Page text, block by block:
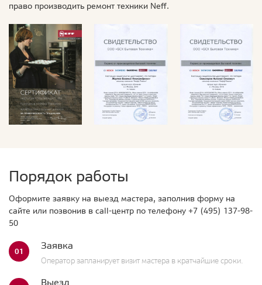
право производить ремонт техники Neff.
Порядок работы
Оформите заявку на выезд мастера, заполнив форму на
сайте или позвонив в call-центр по телефону +7 (495) 137-98-
50
01 Заявка
Оператор запланирует визит мастера в кратчайшие сроки.
Выезд